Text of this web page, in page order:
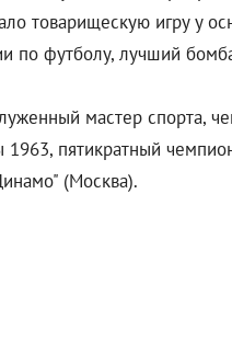
товарищескую игру у
по футболу, лучший
мастер спорта,
1963, пятикратный
(Москва).